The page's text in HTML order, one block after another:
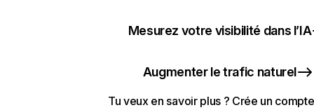
Mesurez votre visibilité dans l’IA
Augmenter le trafic naturel
Tu veux en savoir plus ? Crée un compte